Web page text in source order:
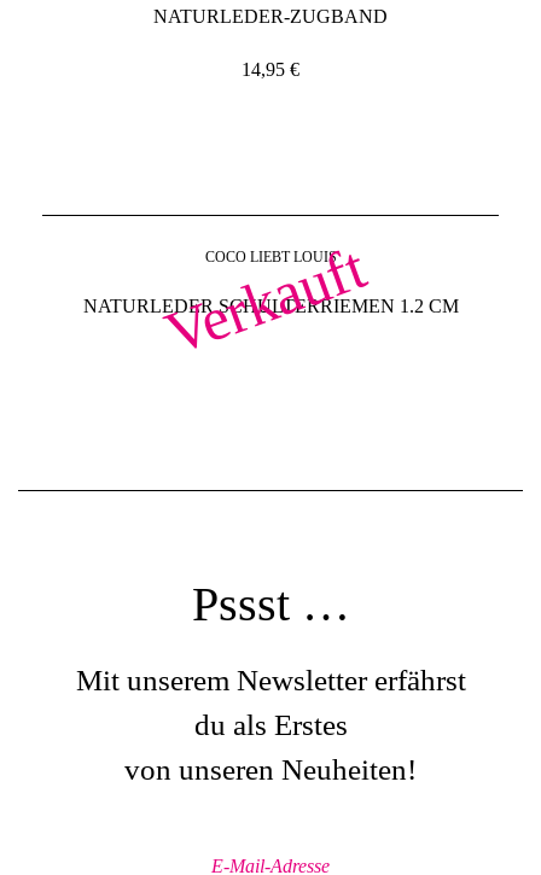
NATURLEDER-ZUGBAND
14,95 €
Verkauft
COCO LIEBT LOUIS
NATURLEDER SCHULTERRIEMEN 1.2 CM
Pssst …
Mit unserem Newsletter erfährst
du als Erstes
von unseren Neuheiten!